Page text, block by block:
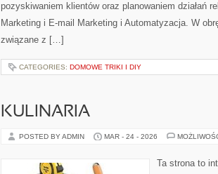
pozyskiwaniem klientów oraz planowaniem działań
Marketing i E-mail Marketing i Automatyzacja. W
związane z […]
CATEGORIES: DOMOWE TRIKI I DIY
KULINARIA
POSTED BY ADMIN MAR - 24 - 2026
Ta strona to